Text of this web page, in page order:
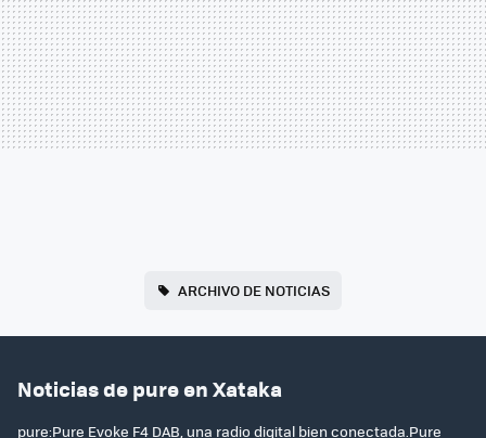
ARCHIVO DE NOTICIAS
Noticias de pure en Xataka
pure:Pure Evoke F4 DAB, una radio digital bien conectada.Pure